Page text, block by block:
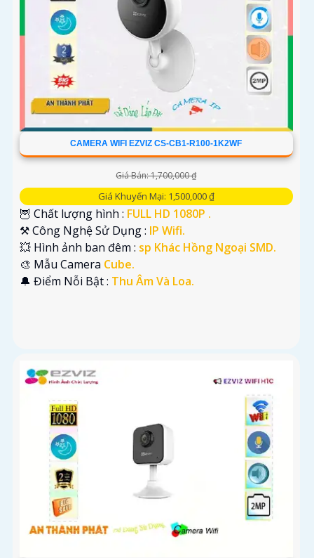
CAMERA WIFI EZVIZ CS-CB1-R100-1K2WF
Giá Bán: 1,700,000 ₫
Giá Khuyến Mại: 1,500,000 ₫
🦉 Chất lượng hình : FULL HD 1080P .
⚒ Công Nghệ Sử Dụng : IP Wifi.
💥 Hình ảnh ban đêm : sp Khác Hồng Ngoại SMD.
🎨 Mẫu Camera Cube.
️🔔 Điểm Nỗi Bật : Thu Âm Và Loa.